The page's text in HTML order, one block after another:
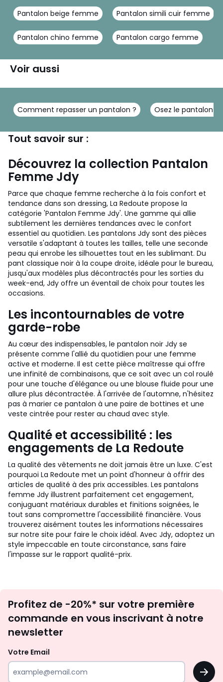
Pantalon beige femme Pantalon simili cuir femme
Pantalon chino femme Pantalon cargo femme
Voir aussi
Comment repasser un pantalon ? Osez le pantalon
Tout savoir sur :
Découvrez la collection Pantalon
Femme Jdy
Parce que chaque femme recherche à la fois confort et
tendance dans son dressing, La Redoute propose la
catégorie 'Pantalon Femme Jdy'. Une gamme qui allie
subtilement les dernières tendances avec le confort
essentiel au quotidien. Les pantalons Jdy sont des pièces
versatile s'adaptant à toutes les tailles, telle une seconde
peau qui enrobe les silhouettes tout en les sublimant. Du
pant classique noir à la coupe droite, idéale pour le bureau,
jusqu'aux modèles plus décontractés pour les sorties du
week-end, Jdy offre un éventail de choix pour toutes les
occasions.
Les incontournables de votre
garde-robe
Au cœur des indispensables, le pantalon noir Jdy se
présente comme l'allié du quotidien pour une femme
active et moderne. Il est cette pièce maîtresse qui offre
une infinité de combinaisons, que ce soit avec un col roulé
pour une touche d'élégance ou une blouse fluide pour une
allure plus décontractée. À l'arrivée de l'automne, n'hésitez
pas à marier ce pantalon à une paire de bottines et une
veste cintrée pour rester au chaud avec style.
Qualité et accessibilité : les
engagements de La Redoute
La qualité des vêtements ne doit jamais être un luxe. C'est
pourquoi La Redoute met un point d'honneur à offrir des
articles de qualité à des prix accessibles. Les pantalons
femme Jdy illustrent parfaitement cet engagement,
conjuguant matériaux durables et finitions soignées, le
tout sans compromettre l'accessibilité financière. Vous
trouverez aisément toutes les informations nécessaires
sur notre site pour faire le choix idéal. Avec Jdy, adoptez un
style impeccable en toute circonstance, sans faire
l'impasse sur le rapport qualité-prix.
newsletter
Profitez de -20%* sur votre première
commande en vous inscrivant à notre
newsletter
Votre Email
OK